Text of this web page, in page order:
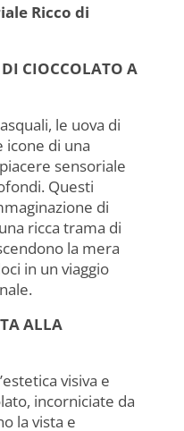
n
vi
Ricco di
CIOCCOLATO A
le uova di
icone di una
sensoriale
Questi
di
ricca trama di
la mera
in un viaggio
ALLA
visiva e
incorniciate da
la vista e